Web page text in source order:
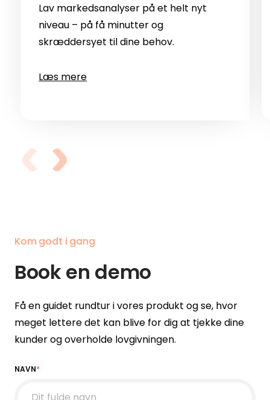
Lav markedsanalyser på et helt nyt
niveau – på få minutter og
skræddersyet til dine behov.
Læs mere
Kom godt i gang
Book en demo
Få en guidet rundtur i vores produkt og se, hvor
meget lettere det kan blive for dig at tjekke dine
kunder og overholde lovgivningen.
NAVN*